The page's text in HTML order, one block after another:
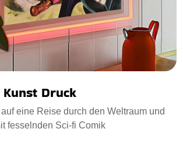
Druck
eine Reise durch den Weltraum und
fesselnden Sci-fi Comik